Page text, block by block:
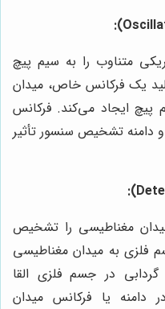
متناوب را به سیم پیچ
یک فرکانس خاص، میدان
پیچ ایجاد می‌کند. فرکانس
دامنه تشخیص سنسور تأثیر
مغناطیسی را تشخیص
به میدان مغناطیسی
در جسم فلزی القا
دامنه یا فرکانس میدان